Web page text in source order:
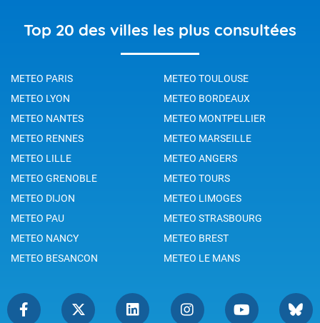
Top 20 des villes les plus consultées
METEO PARIS
METEO TOULOUSE
METEO LYON
METEO BORDEAUX
METEO NANTES
METEO MONTPELLIER
METEO RENNES
METEO MARSEILLE
METEO LILLE
METEO ANGERS
METEO GRENOBLE
METEO TOURS
METEO DIJON
METEO LIMOGES
METEO PAU
METEO STRASBOURG
METEO NANCY
METEO BREST
METEO BESANCON
METEO LE MANS